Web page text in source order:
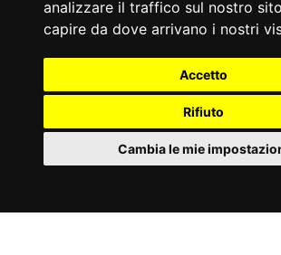
analizzare il traffico sul nostro
capire da dove arrivano i nostri
Accetto
Rifiuto
Cambia le mie
George Washington ordina la creazione del
militare per onorare i soldati feriti in battaglia.
Gli americani sbarcano a Guadalcanal,
caposaldo del Pacifico.
Aforismi
Il parroco che conosce un duca ha
La civetteria è lo champagne dell'amore.